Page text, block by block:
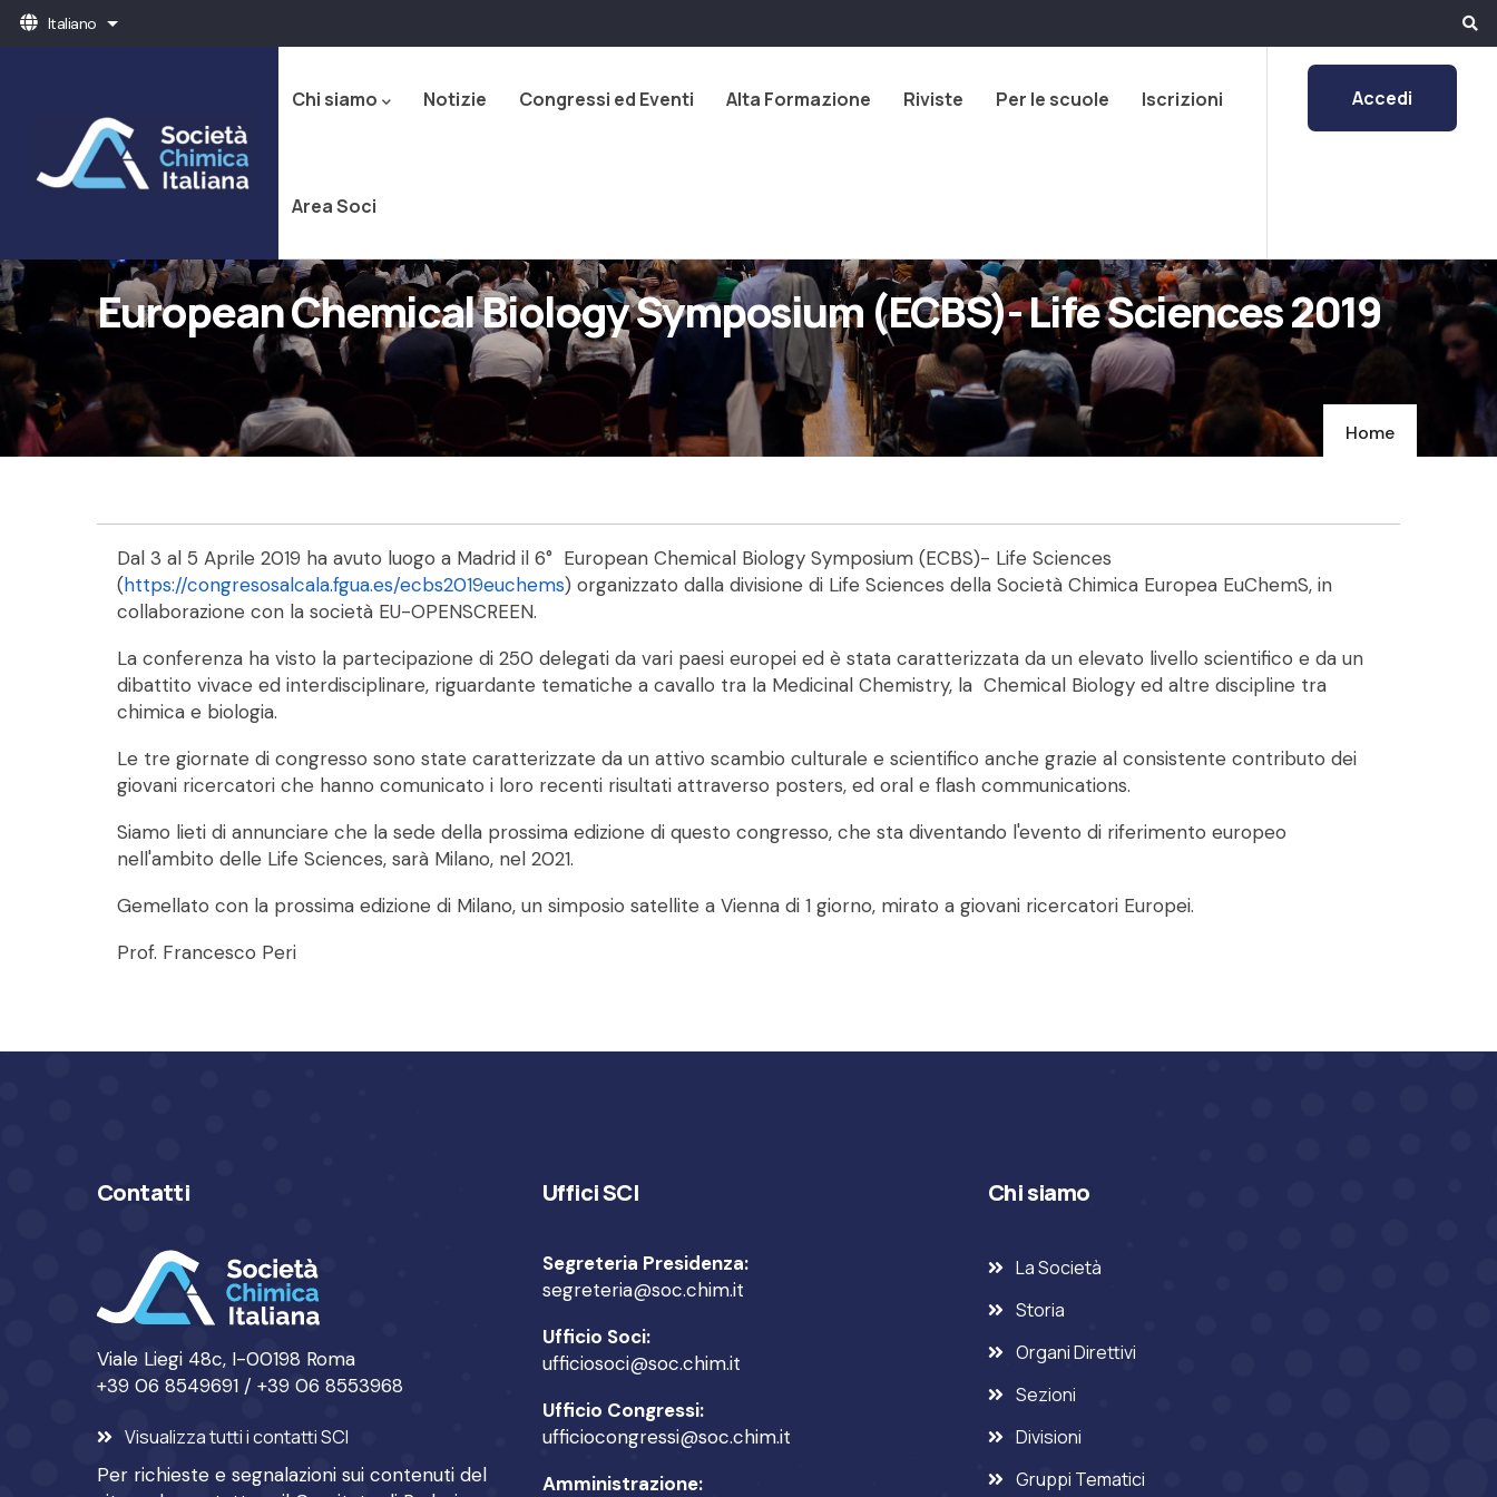
Salta Italiano Mostra ulteriori azioni
principale
Chi siamo Notizie Congressi ed Eventi Alta Formazione Riviste Per le scuole Iscrizioni
Area Soci
Accedi
European Chemical Biology Symposium (ECBS)- Life Sciences 2019
Home
Dal 3 al 5 Aprile 2019 ha avuto luogo a Madrid il 6° European Chemical Biology Symposium (ECBS)- Life Sciences
(https://congresosalcala.fgua.es/ecbs2019euchems) organizzato dalla divisione di Life Sciences della Società Chimica Europea EuChemS, in
collaborazione con la società EU-OPENSCREEN.
La conferenza ha visto la partecipazione di 250 delegati da vari paesi europei ed è stata caratterizzata da un elevato livello scientifico e da un
dibattito vivace ed interdisciplinare, riguardante tematiche a cavallo tra la Medicinal Chemistry, la Chemical Biology ed altre discipline tra
chimica e biologia.
Le tre giornate di congresso sono state caratterizzate da un attivo scambio culturale e scientifico anche grazie al consistente contributo dei
giovani ricercatori che hanno comunicato i loro recenti risultati attraverso posters, ed oral e flash communications.
Siamo lieti di annunciare che la sede della prossima edizione di questo congresso, che sta diventando l'evento di riferimento europeo
nell'ambito delle Life Sciences, sarà Milano, nel 2021.
Gemellato con la prossima edizione di Milano, un simposio satellite a Vienna di 1 giorno, mirato a giovani ricercatori Europei.
Prof. Francesco Peri
Contatti
Viale Liegi 48c, I-00198 Roma
+39 06 8549691 / +39 06 8553968
Visualizza tutti i contatti SCI
Per richieste e segnalazioni sui contenuti del
Uffici SCI
Segreteria Presidenza:
segreteria@soc.chim.it
Ufficio Soci:
ufficiosoci@soc.chim.it
Ufficio Congressi:
ufficiocongressi@soc.chim.it
Amministrazione:
Chi siamo
La Società
Storia
Organi Direttivi
Sezioni
Divisioni
Gruppi Tematici